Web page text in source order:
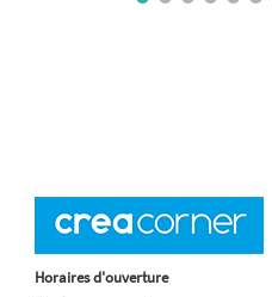
Horaires d'ouverture